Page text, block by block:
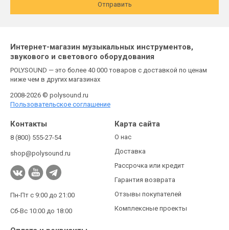
Отправить
Интернет-магазин музыкальных инструментов,
звукового и светового оборудования
POLYSOUND — это более 40 000 товаров с доставкой по ценам
ниже чем в других магазинах
2008-2026 © polysound.ru
Пользовательское соглашение
Контакты
8 (800) 555-27-54
shop@polysound.ru
Пн-Пт с 9:00 до 21:00
Сб-Вс 10:00 до 18:00
Карта сайта
О нас
Доставка
Рассрочка или кредит
Гарантия возврата
Отзывы покупателей
Комплексные проекты